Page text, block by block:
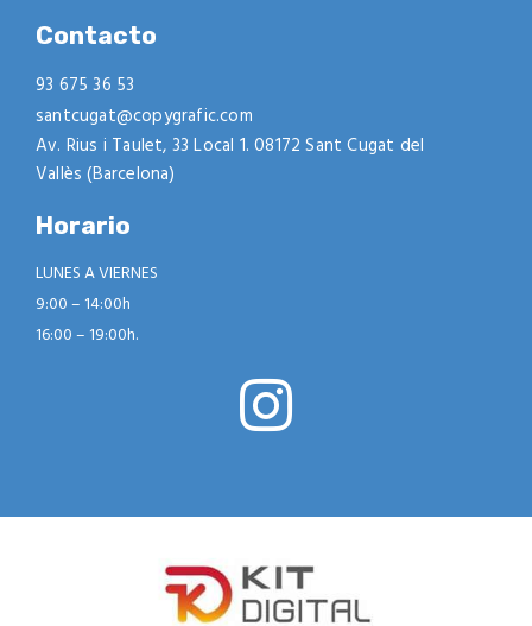
Contacto
93 675 36 53
santcugat@copygrafic.com
Av. Rius i Taulet, 33 Local 1. 08172 Sant Cugat del
Vallès (Barcelona)
Horario
LUNES A VIERNES
9:00 – 14:00h
16:00 – 19:00h.